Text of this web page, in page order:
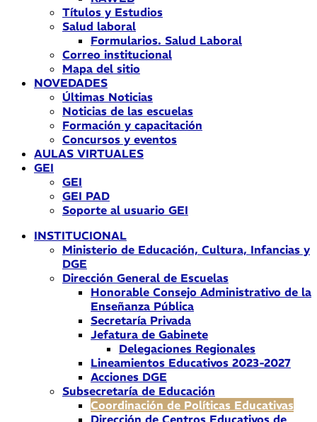
Títulos y Estudios
Salud laboral
Formularios. Salud Laboral
Correo institucional
Mapa del sitio
NOVEDADES
Últimas Noticias
Noticias de las escuelas
Formación y capacitación
Concursos y eventos
AULAS VIRTUALES
GEI
GEI
GEI PAD
Soporte al usuario GEI
INSTITUCIONAL
Ministerio de Educación, Cultura, Infancias y
DGE
Dirección General de Escuelas
Honorable Consejo Administrativo de la
Enseñanza Pública
Secretaría Privada
Jefatura de Gabinete
Delegaciones Regionales
Lineamientos Educativos 2023-2027
Acciones DGE
Subsecretaría de Educación
Coordinación de Políticas Educativas
Dirección de Centros Educativos de